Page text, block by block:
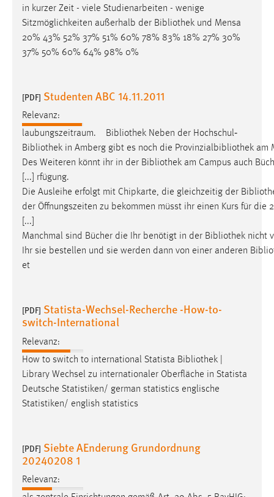
in kurzer Zeit - viele Studienarbeiten - wenige
Sitzmöglichkeiten außerhalb der Bibliothek und Mensa
20% 43% 52% 37% 51% 60% 78% 83% 18% 27% 30%
37% 50% 60% 64% 98% 0%
[PDF] Studenten ABC 14.11.2011
Relevanz:
laubungszeitraum. Bibliothek Neben der Hochschul‐
Bibliothek in Amberg gibt es noch die Provinzialbibliothek am
Des Weiteren könnt ihr in der Bibliothek am Campus auch
[...] rfügung.
Die Ausleihe erfolgt mit Chipkarte, die gleichzeitig der
der Öffnungszeiten zu bekommen müsst ihr einen Kurs für die
[...]
Manchmal sind Bücher die Ihr benötigt in der Bibliothek nicht
Ihr sie bestellen und sie werden dann von einer anderen
et
[PDF] Statista-Wechsel-Recherche -How-to-
switch-International
Relevanz:
How to switch to international Statista Bibliothek
Library Wechsel zu internationaler Oberfläche in Statista
Deutsche Statistiken/ german statistics englische
Statistiken/ english statistics
[PDF] Siebte AEnderung Grundordnung
20240208 1
Relevanz: